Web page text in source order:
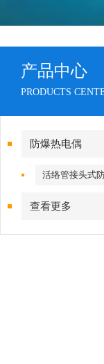
产品中心
PRODUCTS
防爆热电偶
活络管接头式
查看更多